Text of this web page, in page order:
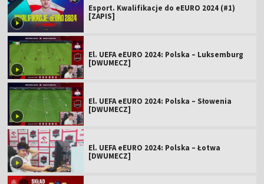
Esport. Kwalifikacje do eEURO 2024 (#1)
[ZAPIS]
El. UEFA eEURO 2024: Polska – Luksemburg
[DWUMECZ]
El. UEFA eEURO 2024: Polska – Słowenia
[DWUMECZ]
El. UEFA eEURO 2024: Polska – Łotwa
[DWUMECZ]